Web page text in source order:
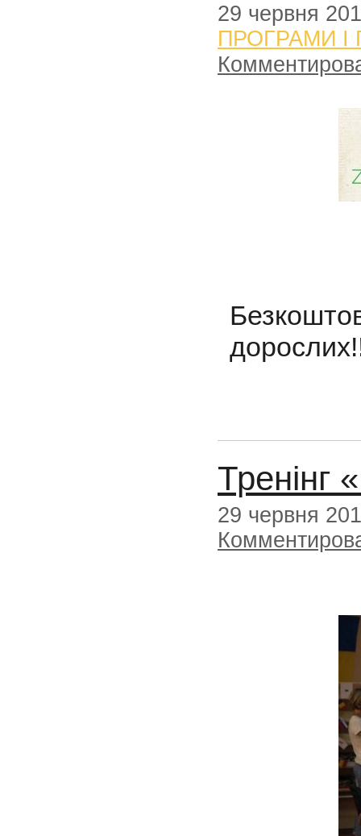
29 червня
ПРОГРАМИ І
Тренінг
29 червня